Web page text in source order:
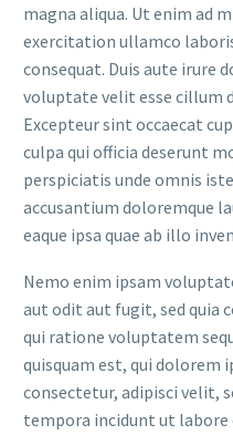
magna aliqua. Ut enim ad
exercitation ullamco
consequat. Duis aute irure
voluptate velit esse cillum
Excepteur sint occaecat
culpa qui officia deserunt
perspiciatis unde omnis
accusantium doloremque
eaque ipsa quae ab illo
Nemo enim ipsam
aut odit aut fugit, sed quia
qui ratione voluptatem
quisquam est, qui dolorem
consectetur, adipisci velit,
tempora incidunt ut